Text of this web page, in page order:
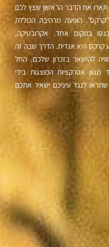
תארו את הדבר הראשון שצץ לכם
הופעה מרהיבה הכוללת
במקום אחד. אקרובטיקה,
קרקס היא אגדית. הדרך שבה זה
להישאר בזכרון שלכם. החל
אטרקציות המוצגות בידי
לנגד עיניכם ישאיר אתכם